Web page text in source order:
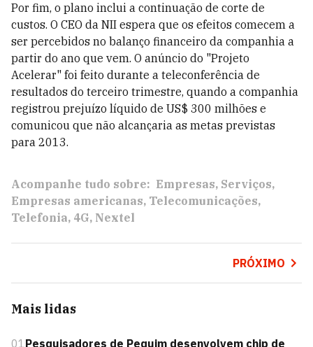
Por fim, o plano inclui a continuação de corte de
custos. O CEO da NII espera que os efeitos comecem a
ser percebidos no balanço financeiro da companhia a
partir do ano que vem. O anúncio do "Projeto
Acelerar" foi feito durante a teleconferência de
resultados do terceiro trimestre, quando a companhia
registrou prejuízo líquido de US$ 300 milhões e
comunicou que não alcançaria as metas previstas
para 2013.
Acompanhe tudo sobre: Empresas Serviços
Empresas americanas Telecomunicações
Telefonia 4G Nextel
PRÓXIMO
Mais lidas
01Pesquisadores de Pequim desenvolvem chip de